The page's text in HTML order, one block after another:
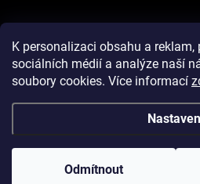
K personalizaci obsahu a
sociálních médií a analýze naší
soubory cookies. Více informací
Odmítnout
Zahájení sezóny
Copyright 2026JK MOTO. Všechna